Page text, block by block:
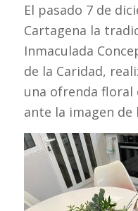
El pasado 7 de
Cartagena la
Inmaculada
de la Caridad,
una ofrenda floral
ante la imagen de